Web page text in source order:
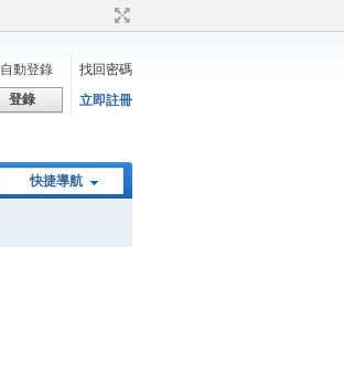
自動登錄
找回密碼
登錄 立即註冊
快捷導航